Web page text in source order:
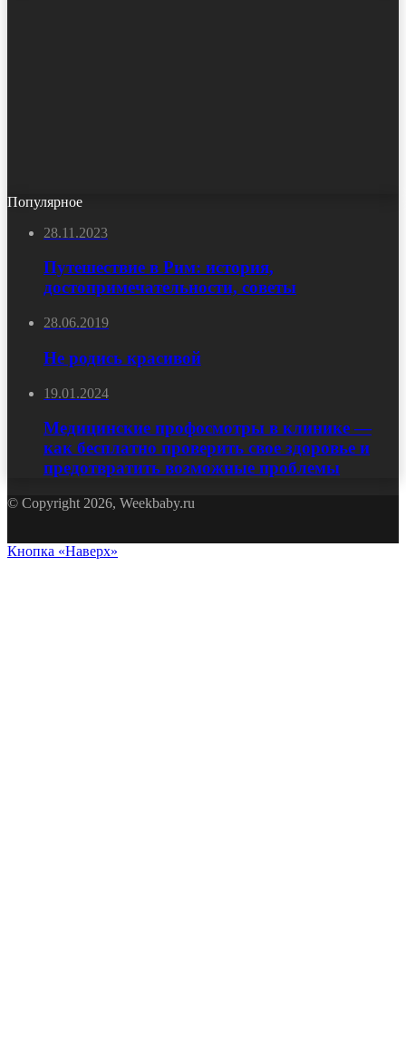
Популярное
28.11.2023
Путешествие в Рим: история,
достопримечательности, советы
28.06.2019
Не родись красивой
19.01.2024
Медицинские профосмотры в клинике —
как бесплатно проверить свое здоровье и
предотвратить возможные проблемы
© Copyright 2026, Weekbaby.ru
Кнопка «Наверх»